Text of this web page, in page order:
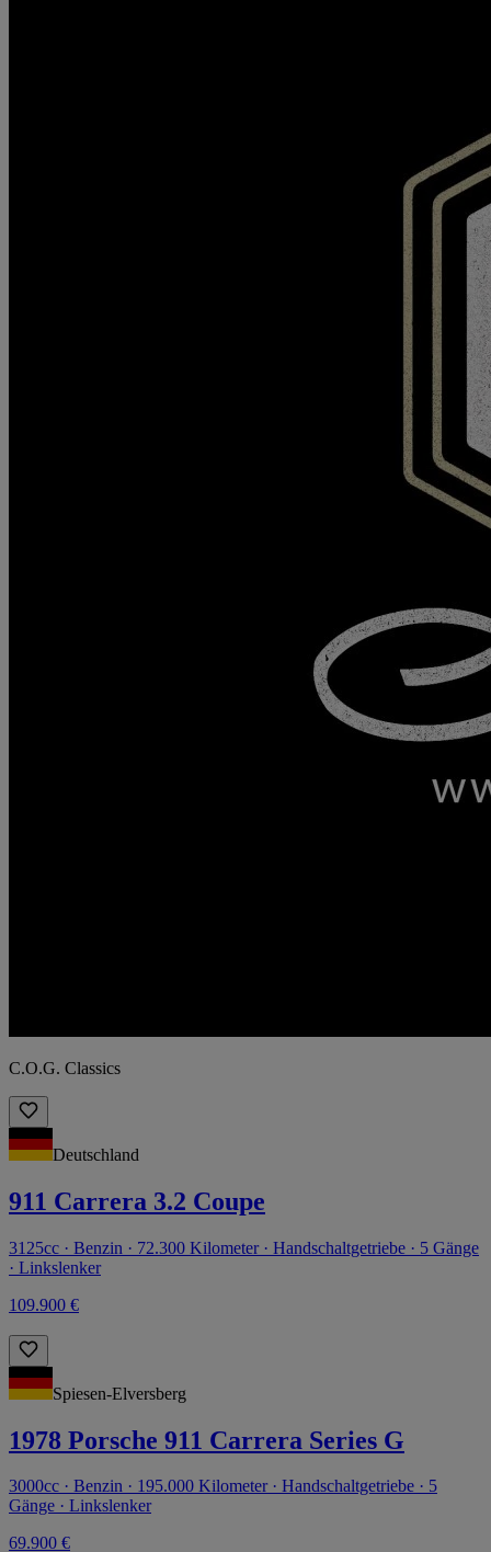
C.O.G. Classics
Deutschland
911 Carrera 3.2 Coupe
3125cc · Benzin · 72.300 Kilometer · Handschaltgetriebe · 5 Gänge
· Linkslenker
109.900 €
Spiesen-Elversberg
1978 Porsche 911 Carrera Series G
3000cc · Benzin · 195.000 Kilometer · Handschaltgetriebe · 5
Gänge · Linkslenker
69.900 €